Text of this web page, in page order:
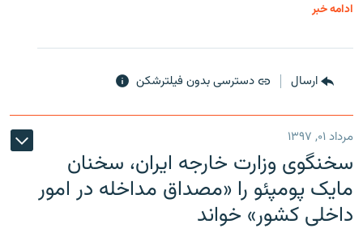
ادامه خبر
ارسال دسترسی بدون فیلترشکن
مرداد ۰۱, ۱۳۹۷
سخنگوی وزارت خارجه ایران، سخنان
مایک پومپئو را «مصداق مداخله در امور
داخلی کشور» خواند